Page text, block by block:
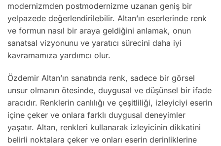
modernizmden postmodernizme uzanan geniş bir
yelpazede değerlendirilebilir. Altan’ın eserlerinde renk
ve formun nasıl bir araya geldiğini anlamak, onun
sanatsal vizyonunu ve yaratıcı sürecini daha iyi
kavramamıza yardımcı olur.
Özdemir Altan’ın sanatında renk, sadece bir görsel
unsur olmanın ötesinde, duygusal ve düşünsel bir ifade
aracıdır. Renklerin canlılığı ve çeşitliliği, izleyiciyi eserin
içine çeker ve onlara farklı duygusal deneyimler
yaşatır. Altan, renkleri kullanarak izleyicinin dikkatini
belirli noktalara çeker ve onları eserin derinliklerine